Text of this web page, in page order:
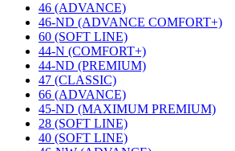
46 (ADVANCE)
46-ND (ADVANCE COMFORT+)
60 (SOFT LINE)
44-N (COMFORT+)
44-ND (PREMIUM)
47 (CLASSIC)
66 (ADVANCE)
45-ND (MAXIMUM PREMIUM)
28 (SOFT LINE)
40 (SOFT LINE)